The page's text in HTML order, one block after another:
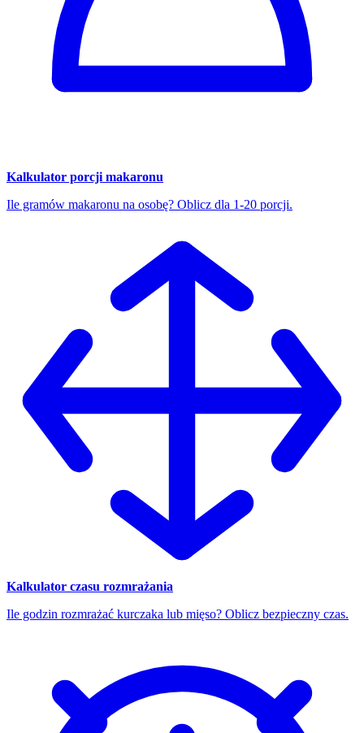
Kalkulator porcji makaronu
Ile gramów makaronu na osobę? Oblicz dla 1-20 porcji.
Kalkulator czasu rozmrażania
Ile godzin rozmrażać kurczaka lub mięso? Oblicz bezpieczny czas.